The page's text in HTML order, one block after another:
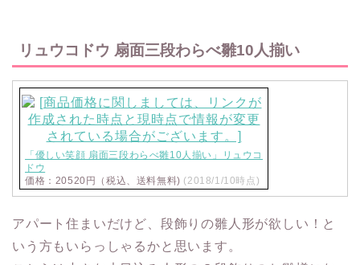
リュウコドウ 扇面三段わらべ雛10人揃い
「優しい笑顔 扇面三段わらべ雛10人揃い」リュウコ
ドウ
価格：20520円（税込、送料無料) (2018/1/10時点)
アパート住まいだけど、段飾りの雛人形が欲しい！と
いう方もいらっしゃるかと思います。